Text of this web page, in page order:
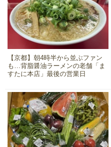
【京都】朝4時半から並ぶファン
も…背脂醤油ラーメンの老舗「ま
すたに本店」最後の営業日